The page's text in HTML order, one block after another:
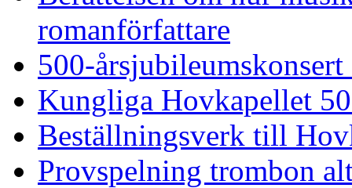
romanförfattare
500-
Kungliga Hovkapellet
Beställningsverk till
Provspelning trombon